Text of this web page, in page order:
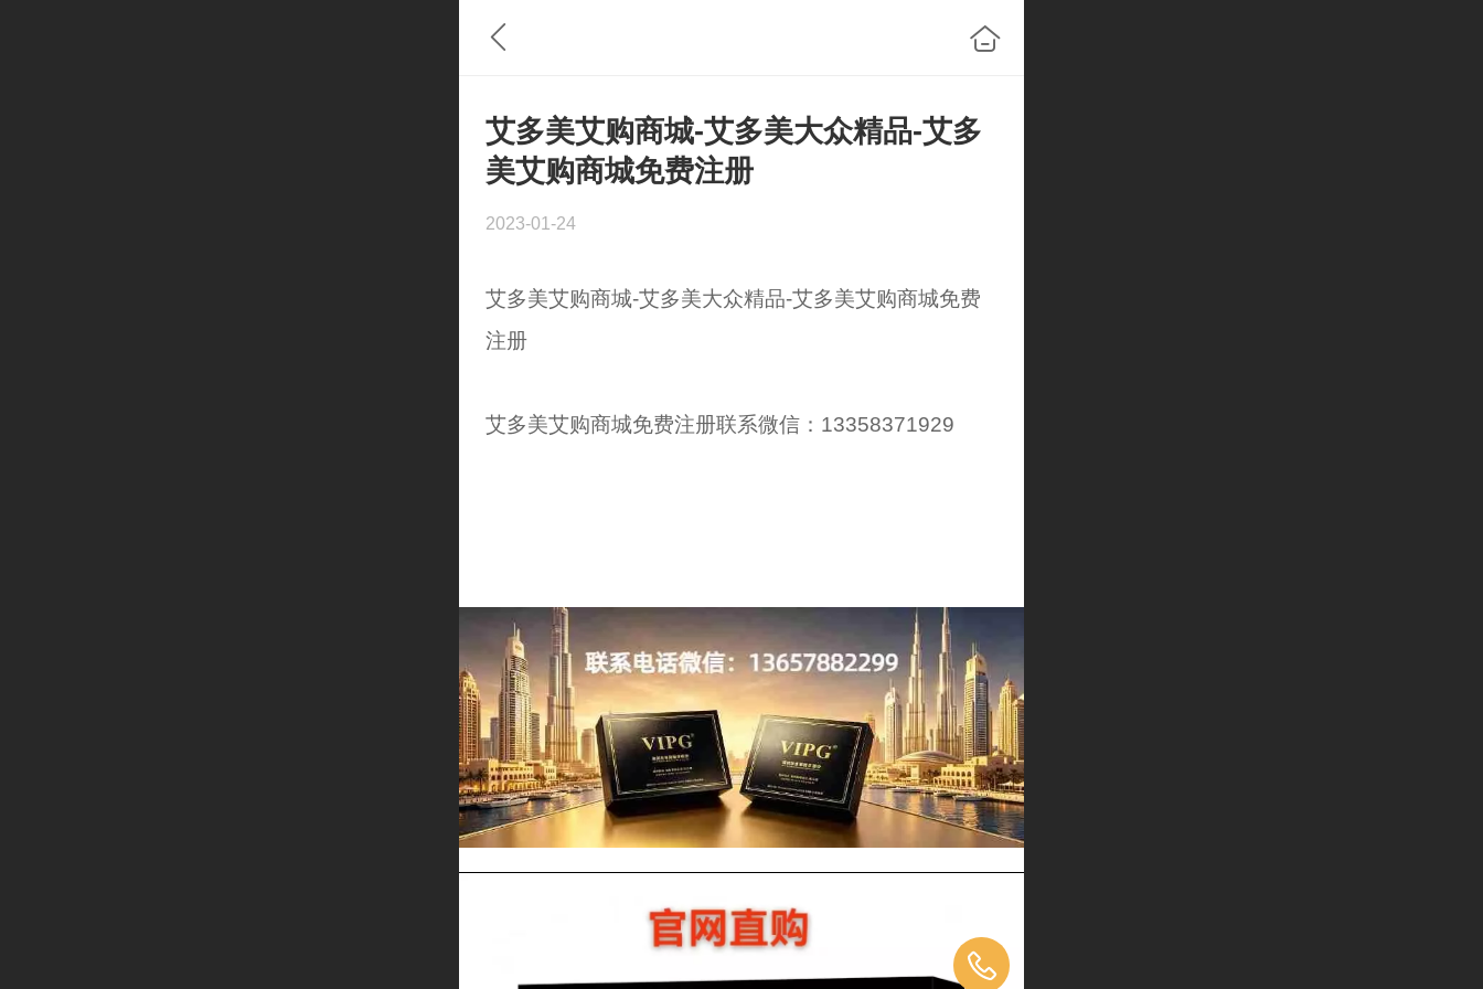
艾多美艾购商城-艾多美大众精品-艾多
美艾购商城免费注册
2023-01-24
艾多美艾购商城-艾多美大众精品-艾多美艾购商城免费
注册
艾多美艾购商城免费注册联系微信：13358371929